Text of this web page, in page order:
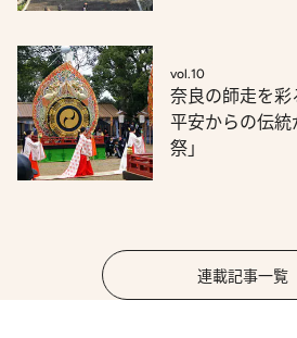
vol.10
奈良の師走を
平安からの伝
祭」
連載記事一覧